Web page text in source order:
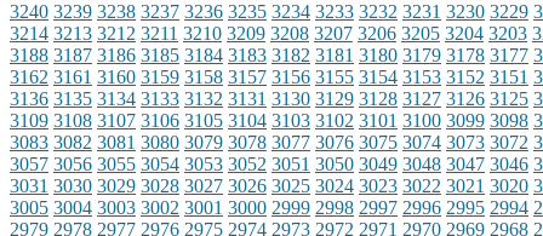
3240 3239 3238 3237 3236 3235 3234 3233 3232 3231 3230 3229
3214 3213 3212 3211 3210 3209 3208 3207 3206 3205 3204 3203
3188 3187 3186 3185 3184 3183 3182 3181 3180 3179 3178 3177
3162 3161 3160 3159 3158 3157 3156 3155 3154 3153 3152 3151
3136 3135 3134 3133 3132 3131 3130 3129 3128 3127 3126 3125
3109 3108 3107 3106 3105 3104 3103 3102 3101 3100 3099 3098
3083 3082 3081 3080 3079 3078 3077 3076 3075 3074 3073 3072
3057 3056 3055 3054 3053 3052 3051 3050 3049 3048 3047 3046
3031 3030 3029 3028 3027 3026 3025 3024 3023 3022 3021 3020
3005 3004 3003 3002 3001 3000 2999 2998 2997 2996 2995 2994
2979 2978 2977 2976 2975 2974 2973 2972 2971 2970 2969 2968